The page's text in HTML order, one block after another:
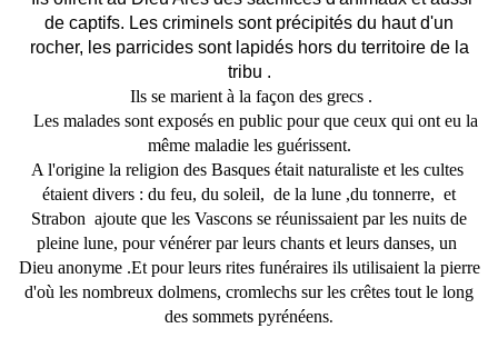
de captifs. Les criminels sont précipités du haut d'un
rocher, les parricides sont lapidés hors du territoire de la
tribu .
Ils se marient à la façon des grecs .
Les malades sont exposés en public pour que ceux qui ont eu la
même maladie les guérissent.
A l'origine la religion des Basques était naturaliste et les cultes
étaient divers : du feu, du soleil, de la lune ,du tonnerre, et
Strabon ajoute que les Vascons se réunissaient par les nuits de
pleine lune, pour vénérer par leurs chants et leurs danses, un
Dieu anonyme .Et pour leurs rites funéraires ils utilisaient la pierre
d'où les nombreux dolmens, cromlechs sur les crêtes tout le long
des sommets pyrénéens.